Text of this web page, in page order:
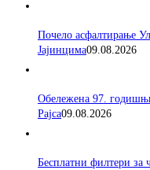
Почело асфалтирање
Јајинцима09.08.2026
Обележена 97.
Рајса09.08.2026
Бесплатни филтери за